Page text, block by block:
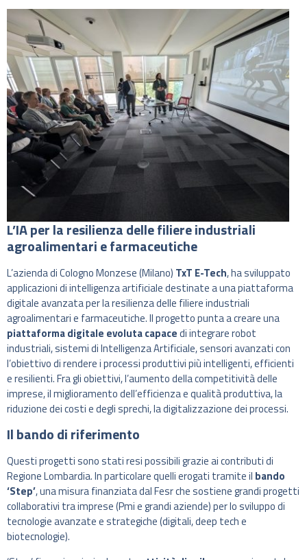
L’IA per la resilienza delle filiere industriali
agroalimentari e farmaceutiche
L’azienda di Cologno Monzese (Milano) TxT E-Tech, ha sviluppato
applicazioni di intelligenza artificiale destinate a una piattaforma
digitale avanzata per la resilienza delle filiere industriali
agroalimentari e farmaceutiche. Il progetto punta a creare una
piattaforma digitale evoluta capacedi integrare robot
industriali, sistemi di Intelligenza Artificiale, sensori avanzati con
l’obiettivo di rendere i processi produttivi più intelligenti, efficienti
e resilienti. Fra gli obiettivi, l’aumento della competitività delle
imprese, il miglioramento dell’efficienza e qualità produttiva, la
riduzione dei costi e degli sprechi, la digitalizzazione dei processi.
Il bando di riferimento
Questi progetti sono stati resi possibili grazie ai contributi di
Regione Lombardia. In particolare quelli erogati tramite il bando
‘Step’, una misura finanziata dal Fesr che sostiene grandi progetti
collaborativi tra imprese (Pmi e grandi aziende) per lo sviluppo di
tecnologie avanzate e strategiche (digitali, deep tech e
biotecnologie).